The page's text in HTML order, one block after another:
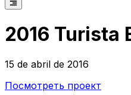
2016 Turista
15 de abril de 2016
Посмотреть проект